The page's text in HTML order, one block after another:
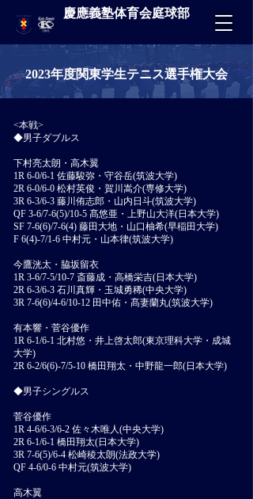
慶應義塾体育会庭球部
2023年度関東学生テニス選手権大会
<本戦>
◆男子ダブルス
下村亮太朗・高木翼
1R 6-0/6-1 佐藤駿弥・守谷岳(筑波大学)
2R 6-0/6-0 松村英俊・賀川嵩介(専修大学)
3R 6-3/6-3 藤川侑志郎・山内日斗(筑波大学)
QF 3-6/7-6(5)/10-5 髙悠亜・上野山大洋(日本大学)
SF 7-6(6)/7-6(4) 藤田大地・山口柚希(早稲田大学)
F 6(4)-7/1-6 中村元・山本律(筑波大学)
今鷹洸太・脇坂留衣
1R 3-6/7-5/10-7 斎藤成・高橋栄吉(日本大学)
2R 6-3/6-3 石川真輝・玉城勇稀(中央大学)
3R 7-6(6)/4-6/10-12 田中佑・髙妻蘭丸(筑波大学)
有本響・菅谷優作
1R 6-1/6-1 北村悠・井上啓太郎(東京理科大学・成城
大学)
2R 6-2/6(6)-7/5-10 橋田翔太・中野龍一郎(日本大学)
◆男子シングルス
菅谷優作
1R 4-6/6-3/6-2 佐々木唯人(中央大学)
2R 6-1/6-1 橋田翔太(日本大学)
3R 7-6(5)/6-4 松崎稜太朗(法政大学)
QF 4-6/0-6 中村元(筑波大学)
高木翼